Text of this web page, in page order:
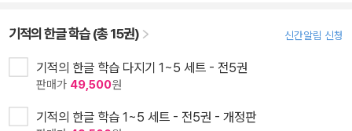
기적의 한글 학습 (총 15권) 신간알림 신청
기적의 한글 학습 다지기 1~5 세트 - 전5권
판매가 49,500원
기적의 한글 학습 1~5 세트 - 전5권 - 개정판